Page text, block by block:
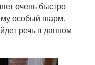
очень быстро
особый шарм.
речь в данном